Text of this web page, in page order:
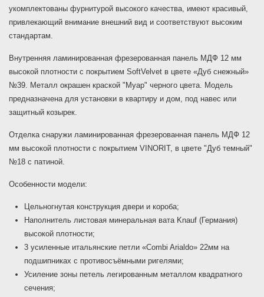
укомплектованы фурнитурой высокого качества, имеют красивый,
привлекающий внимание внешний вид и соответствуют высоким
стандартам.
Внутренняя ламинированная фрезерованная панель МДФ 12 мм
высокой плотности с покрытием SoftVelvet в цвете «Дуб снежный»
№39. Металл окрашен краской "Муар" черного цвета. Модель
предназначена для установки в квартиру и дом, под навес или
защитный козырек.
Отделка снаружи ламинированная фрезерованная панель МДФ 12
мм высокой плотности с покрытием VINORIT, в цвете "Дуб темный"
№18 с патиной.
Особенности модели:
Цельногнутая конструкция двери и короба;
Наполнитель листовая минеральная вата Knauf (Германия)
высокой плотности;
3 усиленные итальянские петли «Combi Arialdo» 22мм на
подшипниках с противосъёмными ригелями;
Усиление зоны петель легированным металлом квадратного
сечения;